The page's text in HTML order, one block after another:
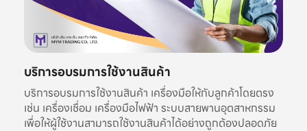
บริการอบรมการใช้งานสินค้า
บริการอบรมการใช้งานสินค้า เครื่องมือให้กับลูกค้าโดยตรง
เช่น เครื่องเชื่อม เครื่องมือไฟฟ้า ระบบสายพานอุตสาหกรรม
เพื่อให้ผู้ใช้งานสามารถใช้งานสินค้าได้อย่างถูกต้องปลอดภัย